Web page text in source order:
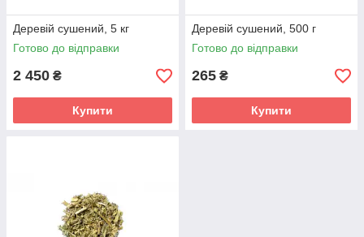
Деревій сушений, 5 кг
Готово до відправки
2 450 ₴
Купити
Деревій сушений, 500 г
Готово до відправки
265 ₴
Купити